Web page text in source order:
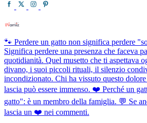
🐾 Perdere un gatto non significa perdere
Significa perdere una presenza che faceva
quotidianità. Quel musetto che ti aspettava
divano, i suoi piccoli rituali, il silenzio
incondizionato. Chi ha vissuto questo
lascia può essere immenso. ❤️ Perché un
gatto": è un membro della famiglia. 💬 Se
lascia un ❤️ nei commenti.